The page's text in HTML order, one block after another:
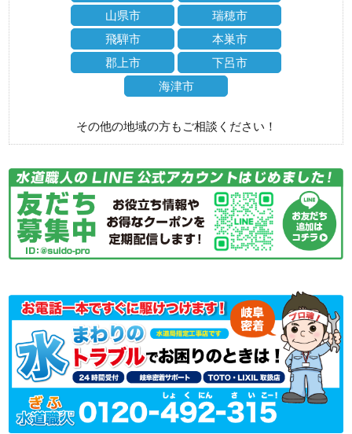
山県市
瑞穂市
飛騨市
本巣市
郡上市
下呂市
海津市
その他の地域の方もご相談ください！